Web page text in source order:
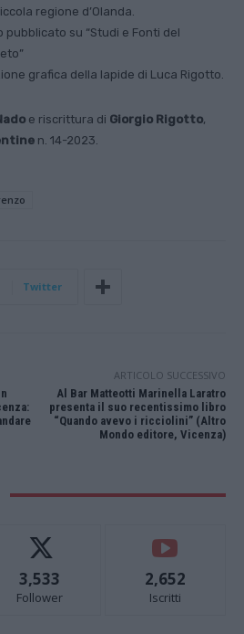
regione d’Olanda.
su “Studi e Fonti del
grafica della lapide di Luca Rigotto.
e riscrittura di Giorgio Rigotto,
n. 14-2023.
Twitter
ARTICOLO SUCCESSIVO
Al Bar Matteotti Marinella Laratro
presenta il suo recentissimo libro
“Quando avevo i ricciolini” (Altro
Mondo editore, Vicenza)
3,533
Follower
2,652
Iscritti